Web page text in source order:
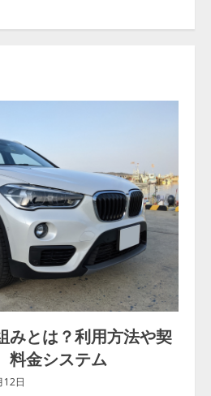
みとは？利用方法や契
料金システム
12日